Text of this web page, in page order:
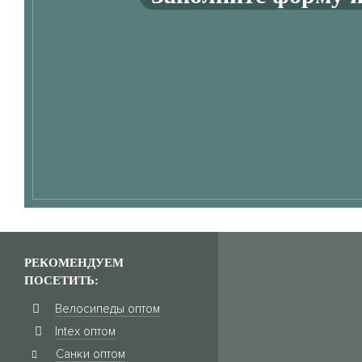
РЕКОМЕНДУЕМ
ПОСЕТИТЬ:
Велосипеды оптом
Intex оптом
Санки оптом